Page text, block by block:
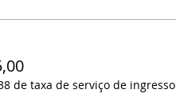
de taxa de serviço de ingresso